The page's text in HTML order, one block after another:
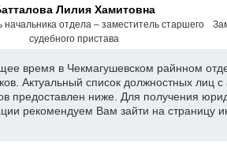
Лилия Хамитовна
начальника отдела – заместитель старшего
судебного пристава
время в Чекмагушевском райнном
Актуальный список должностных лиц
предоставлен ниже. Для получения
рекомендуем Вам зайти на страницу